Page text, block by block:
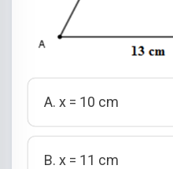
A. x = 10 cm
B. x = 11 cm